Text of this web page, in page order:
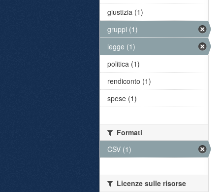
giustizia (1)
gruppi (1)
legge (1)
politica (1)
rendiconto (1)
spese (1)
Formati
CSV (1)
Licenze sulle risorse